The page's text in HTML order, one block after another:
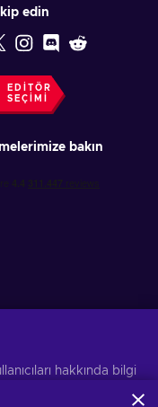
edin
EDITÖR
SEÇIMI
bakın
Daha fazla bilgi için
hakkında bilgi